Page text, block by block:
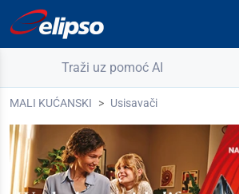
Traži uz pomoć AI
MALI KUĆANSKI Usisavači